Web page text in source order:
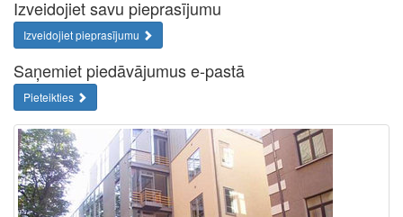
Izveidojiet savu pieprasījumu
Izveidojiet pieprasījumu
Saņemiet piedāvājumus e-pastā
Pieteikties